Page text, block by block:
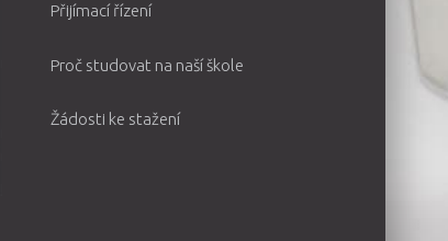
Přijímací řízení
Proč studovat na naší škole
Žádosti ke stažení